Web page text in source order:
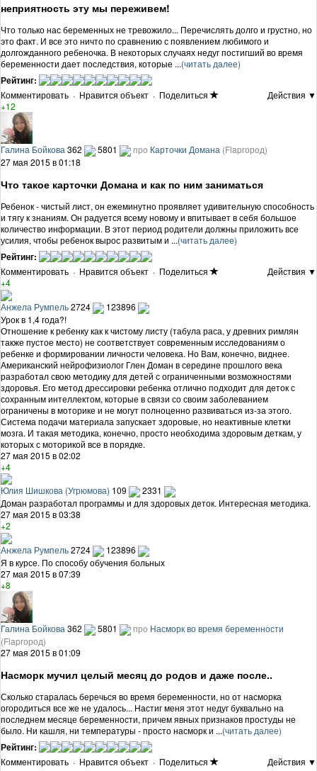
неприятность эту мы переживем!
Что только нас беременных не тревожило... Перечислять долго и грустно, но
это факт. И все это ничто по сравнению с появлением любимого и
долгожданного ребеночка. В некоторых случаях недуг постигший во время
беременности дает последствия, которые ...(читать далее)
Рейтинг:
Комментировать · Нравится объект · Поделиться
Действия ▼
+12
Галина Бойкова 362 5801 про Карточки Домана (Flapгород)
27 мая 2015 в 01:18
Что такое карточки Домана и как по ним заниматься
Ребенок - чистый лист, он ежеминутно проявляет удивительную способность
и тягу к знаниям. Он радуется всему новому и впитывает в себя большое
количество информации. В этот период родители должны приложить все
усилия, чтобы ребенок вырос развитым и ...(читать далее)
Рейтинг:
Комментировать · Нравится объект · Поделиться
Действия ▼
+4
Анжела Румпель2724
123896
Урок в 1,4 года?!
Отношение к ребенку как к чистому листу (табула раса, у древних римлян
также пустое место) не соответствует современным исследованиям о
ребенке и формировании личности человека. Но Вам, конечно, виднее.
Американский нейрофизиолог Глен Доман в середине прошлого века
разработал свою методику для детей с ограниченными возможностями
здоровья. Его метод дрессировки ребенка отлично подходит для деток с
сохранным интеллектом, которые в связи со своим заболеванием
ограничены в моторике и не могут полноценно развиваться из-за этого.
Система подачи материала запускает здоровые, но неактивные клетки
мозга. И такая методика, конечно, просто необходима здоровым деткам, у
которых с моторикой все в порядке.
27 мая 2015 в 02:02
+4
Юлия Шишкова (Угрюмова) 109
2331
Доман разработал программы и для здоровых деток. Интересная методика.
27 мая 2015 в 03:38
+2
Анжела Румпель2724
123896
Я в курсе. По способу обучения больных
27 мая 2015 в 07:39
+8
Галина Бойкова 362 5801 про Насморк во время беременности
(Flapгород)
27 мая 2015 в 01:09
Насморк мучил целый месяц до родов и даже после..
Сколько старалась беречься во время беременности, но от насморка
огородиться все же не удалось... Настиг меня этот недуг буквально на
последнем месяце беременности, причем явных признаков простуды не
было. Ни кашля, ни температуры - просто насморк и ...(читать далее)
Рейтинг:
Комментировать · Нравится объект · Поделиться Действия ▼